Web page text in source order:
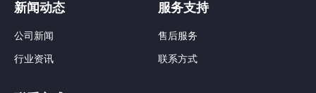
新闻动态
公司新闻
行业资讯
服务支持
售后服务
联系方式